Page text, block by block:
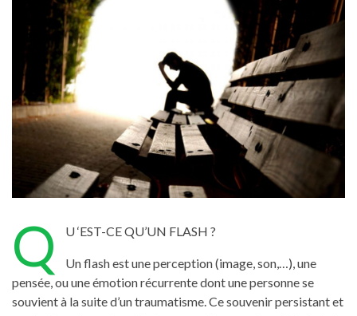
Q U ‘EST-CE QU’UN FLASH ?
Un flash est une perception (image, son,…), une
pensée, ou une émotion récurrente dont une personne se
souvient à la suite d’un traumatisme. Ce souvenir persistant et